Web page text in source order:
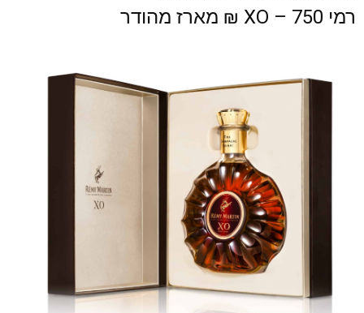
רמי XO – 750 ₪ מארז מהודר